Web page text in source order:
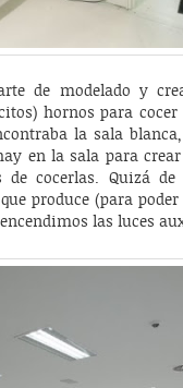
de modelado y
hornos para
la sala
en la sala para
de cocerlas. Quizá
produce (para
las luces